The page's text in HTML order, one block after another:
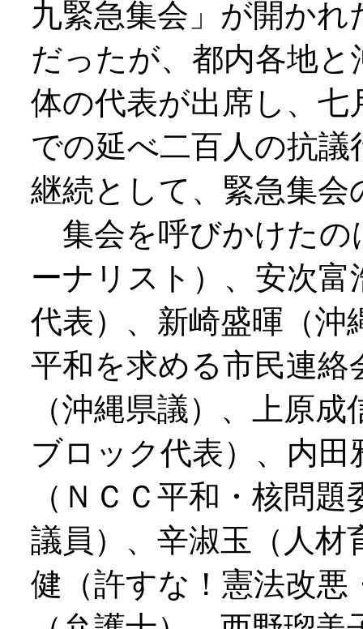
九緊急集会」が開か
だったが、都内各地
体の代表が出席し、
での延べ二百人の抗
継続として、緊急集
集会を呼びかけたの
ーナリスト）、安次
代表）、新崎盛暉（
平和を求める市民連絡
（沖縄県議）、上原
ブロック代表）、内
（ＮＣＣ平和・核問
議員）、辛淑玉（人
健（許すな！憲法改悪